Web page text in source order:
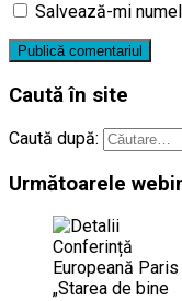
Salvează-mi
Caută în site
Caută după:
Următoarele